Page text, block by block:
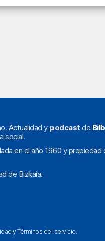
Actualidad y podcast de
social.
en el año 1960 y
de Bizkaia.
yTérminos del servicio.